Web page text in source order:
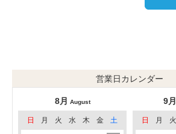
営業日カレンダー
8月 August
日 月 火 水 木 金 土
9月
日 月 火